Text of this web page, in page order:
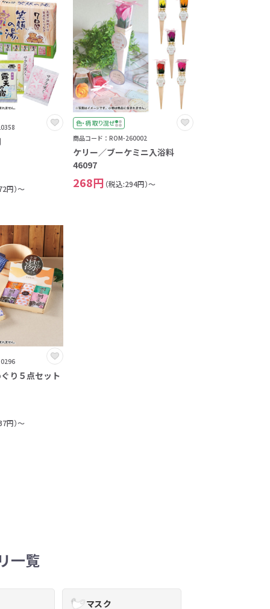
円）～
色・柄 取り混ぜ
商品コード：ROM-260002
ケリー／ブーケミニ入浴料
46097
268円 （税込:294円）～
り５点セット
円）～
一覧
マスク